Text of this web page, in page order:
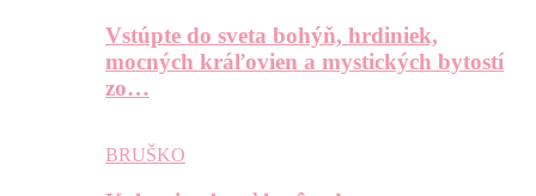
Vstúpte do sveta bohýň, hrdiniek,
mocných kráľovien a mystických bytostí
zo…
BRUŠKO